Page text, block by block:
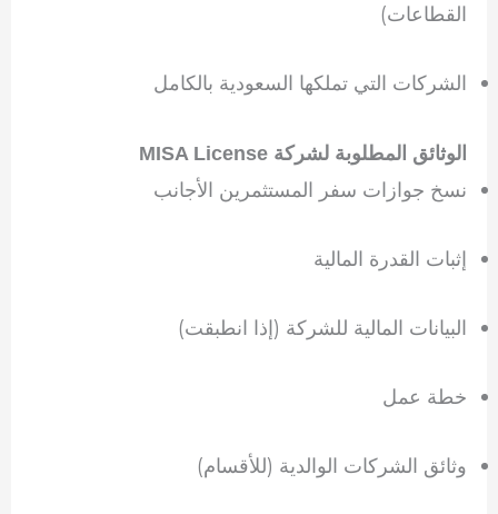
القطاعات)
الشركات التي تملكها السعودية بالكامل
الوثائق المطلوبة لشركة MISA License
نسخ جوازات سفر المستثمرين الأجانب
إثبات القدرة المالية
البيانات المالية للشركة (إذا انطبقت)
خطة عمل
وثائق الشركات الوالدية (للأقسام)